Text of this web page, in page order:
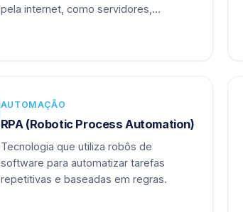
pela internet, como servidores,
AUTOMAÇÃO
RPA (Robotic Process Automation)
Tecnologia que utiliza robôs de
software para automatizar tarefas
repetitivas e baseadas em regras.